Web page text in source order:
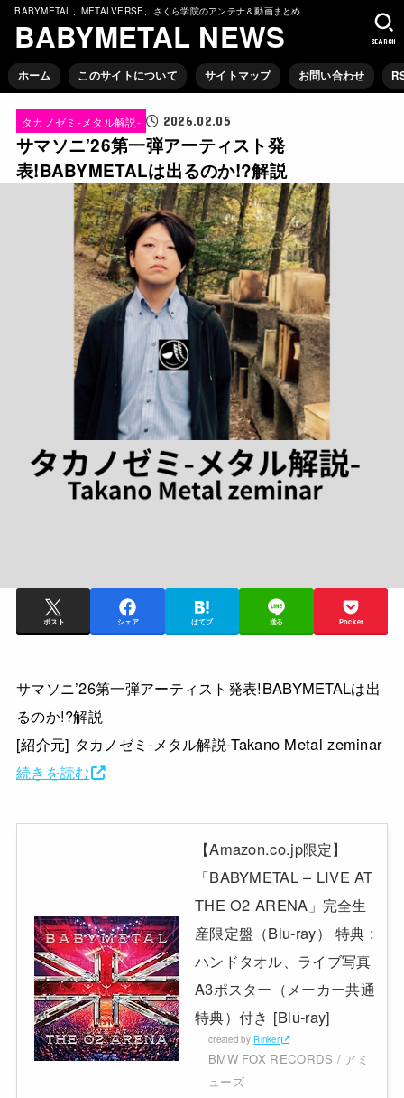
BABYMETAL、METALVERSE、さくら学院のアンテナ＆動画まとめ
BABYMETAL NEWS
ホーム このサイトについて サイトマップ お問い合わせ
SEARCH
タカノゼミ-メタル解説- 2026.02.05
サマソニ’26第一弾アーティスト発
表!BABYMETALは出るのか!?解説
ポスト シェア はてブ 送る Pocket
サマソニ’26第一弾アーティスト発表!BABYMETALは出
るのか!?解説
[紹介元] タカノゼミ-メタル解説-Takano Metal zeminar
続きを読む
【Amazon.co.jp限定】
「BABYMETAL – LIVE AT
THE O2 ARENA」完全生
産限定盤（Blu-ray） 特典 :
ハンドタオル、ライブ写真
A3ポスター（メーカー共通
特典）付き [Blu-ray]
created by Rinker
BMW FOX RECORDS / アミ
ューズ